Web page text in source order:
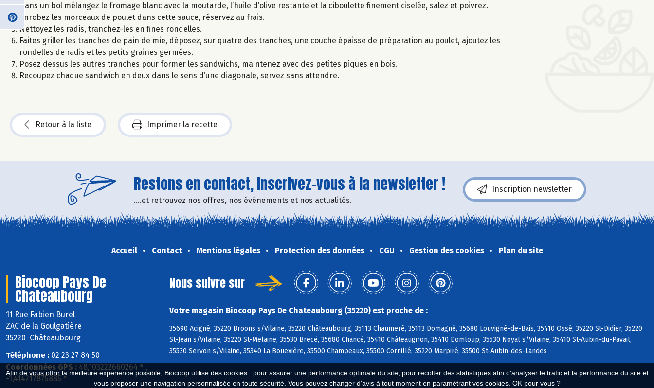
Afin de vous offrir la meilleure expérience possible, Biocoop utilise des cookies : pour assurer une performance optimale du site, pour récolter des statistiques afin d'analyser le trafic et la performance du site et
vous proposer une navigation personnalisée en toute sécurité. Vous pouvez changer d'avis à tout moment en paramétrant vos cookies. OK pour vous ?
Dans un bol mélangez le fromage blanc avec la moutarde, l’huile d’olive restante et la ciboulette finement ciselée, salez et poivrez.
Enrobez les morceaux de poulet dans cette sauce, réservez au frais.
Nettoyez les radis, tranchez-les en fines rondelles.
Faites griller les tranches de pain de mie, déposez, sur quatre des tranches, une couche épaisse de préparation au poulet, ajoutez les
rondelles de radis et les petits graines germées.
Posez dessus les autres tranches pour former les sandwichs, maintenez avec des petites piques en bois.
Recoupez chaque sandwich en deux dans le sens d’une diagonale, servez sans attendre.
Retour à la liste Imprimer la recette
Restons en contact, inscrivez-vous à la newsletter !
....et retrouvez nos offres, nos événements et nos actualités.
Inscription newsletter
Accueil Contact Mentions légales Protection des données CGU Gestion des cookies Plan du site
Biocoop Pays De
Chateaubourg
11 Rue Fabien Burel
ZAC de la Goulgatière
35220 Châteaubourg
Téléphone : 02 23 27 84 50
Coordonnées GPS : 48,103222660264 ° ,
-1,414217875885 °
Nous suivre sur
Votre magasin Biocoop Pays De Chateaubourg (35220) est proche de :
35690 Acigné, 35220 Broons s/Vilaine, 35220 Châteaubourg, 35113 Chaumeré, 35113 Domagné, 35680 Louvigné-de-Bais, 35410 Ossé, 35220 St-Didier, 35220
St-Jean s/Vilaine, 35220 St-Melaine, 35530 Brécé, 35680 Chancé, 35410 Châteaugiron, 35410 Domloup, 35530 Noyal s/Vilaine, 35410 St-Aubin-du-Pavail,
35530 Servon s/Vilaine, 35340 La Bouëxière, 35500 Champeaux, 35500 Cornillé, 35220 Marpiré, 35500 St-Aubin-des-Landes